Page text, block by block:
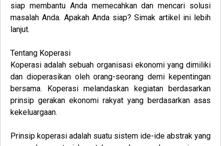
siap membantu Anda memecahkan dan mencari solusi
masalah Anda. Apakah Anda siap? Simak artikel ini lebih
lanjut.
Tentang Koperasi
Koperasiadalah sebuah organisasi ekonomi yang dimiliki
dan dioperasikan oleh orang-seorang demi kepentingan
bersama. Koperasi melandaskan kegiatan berdasarkan
prinsip gerakan ekonomi rakyat yang berdasarkan asas
kekeluargaan.
Prinsip koperasi adalah suatu sistem ide-ide abstrak yang